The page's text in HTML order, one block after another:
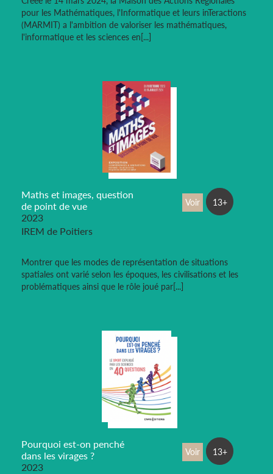
pour les Mathématiques, l'Informatique et leurs inTeractions
(MARMIT) a l'ambition de valoriser les mathématiques,
l'informatique et les sciences en[...]
Maths et images, question
de point de vue
2023
IREM de Poitiers
Montrer que les modes de représentation de situations
spatiales ont varié selon les époques, les civilisations et les
problématiques ainsi que le rôle joué par[...]
Voir 13+
Pourquoi est-on penché
dans les virages ?
2023
Voir 13+